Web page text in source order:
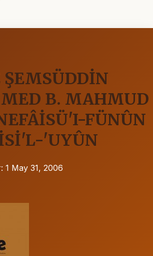
B. MAHMUD
FÜNÛN
'UYÛN
1 May 31, 2006